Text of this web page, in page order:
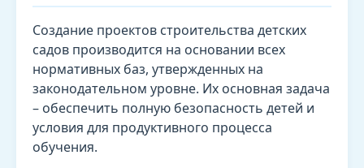
Создание проектов строительства детских
садов производится на основании всех
нормативных баз, утвержденных на
законодательном уровне. Их основная задача
– обеспечить полную безопасность детей и
условия для продуктивного процесса
обучения.